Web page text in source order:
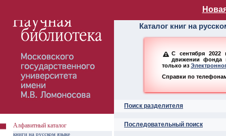
Алфавитный
Каталог книг на
С сентября 2022
движении фонда
только из
Справки по
Поиск разделителя
Последовательный поиск
Алфавитный каталог
книги на русском языке